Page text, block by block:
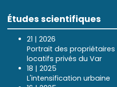
Études scientifiques
21 | 2026
Portrait des
locatifs privés du Var
18 | 2025
L'intensification urbaine